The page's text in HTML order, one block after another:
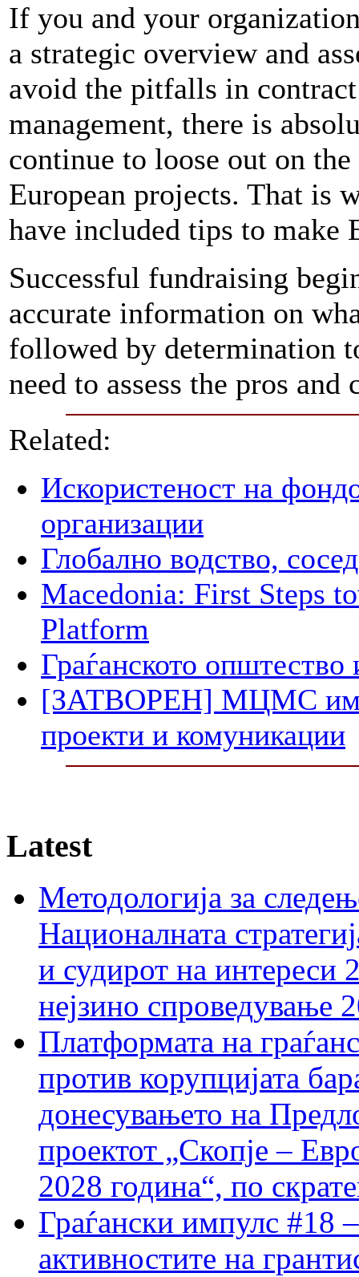
If you and your
a strategic overview and
avoid the pitfalls in
management, there is
continue to loose out on
European projects. That is
have included tips to make
Successful fundraising
accurate information on
followed by determination
need to assess the pros
Related:
Искористеност на
организации
Глобално водство,
Macedonia: First Steps
Platform
Граѓанското
[ЗАТВОРЕН] МЦМС има
проекти и комуникации
Latest
Методологија за
Националната
и судирот на интереси
нејзино спроведување
Платформата на
против корупцијата
донесувањето на
проектот „Скопје –
2028 година“, по
Граѓански импулс #18
активностите на